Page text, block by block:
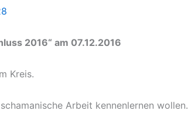
2016“ am 07.12.2016
Kreis.
Arbeit kennenlernen wollen.